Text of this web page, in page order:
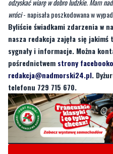
odzyskać wiarę w dobro ludzkie. Mam
wróci- napisała poszkodowana w
Byliście świadkami zdarzenia w
nasza redakcja zajęła się jakimś
sygnały i informacje. Można
pośrednictwem strony
redakcja@nadmorski24.pl.
telefonu 729 715 670.